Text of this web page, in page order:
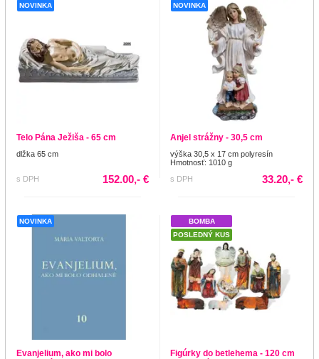
NOVINKA
Telo Pána Ježiša - 65 cm
dlžka 65 cm
s DPH 152.00,- €
NOVINKA
Anjel strážny - 30,5 cm
výška 30,5 x 17 cm polyresín
Hmotnosť: 1010 g
s DPH
33.20,- €
NOVINKA
Evanjelium, ako mi bolo
BOMBA
POSLEDNÝ KUS
Figúrky do betlehema - 120 cm